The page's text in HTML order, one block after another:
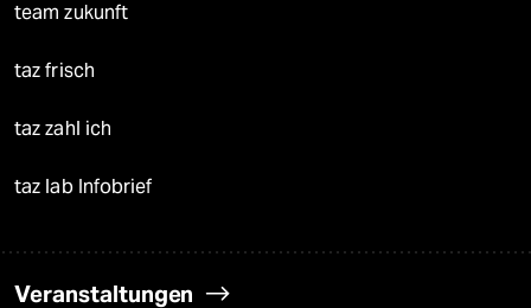
team zukunft
taz frisch
taz zahl ich
taz lab Infobrief
Veranstaltungen